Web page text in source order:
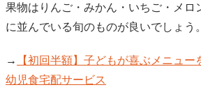
果物はりんご・みかん・いちご・メロ
に並んでいる旬のものが良いでしょう。
→
【初回半額】子どもが喜ぶメニュー
幼児食宅配サービス